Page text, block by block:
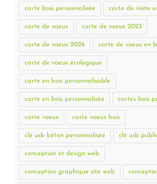
carte bois personnalisée carte de visite
carte de voeux carte de voeux 2023
carte de voeux 2026 carte de voeux en
carte de voeux écologique
carte en bois personnalisable
carte en bois personnalisée cartes bois
carte voeux carte voeux bois
clé usb béton personnalisée clé usb
conception et design web
conception graphique site web